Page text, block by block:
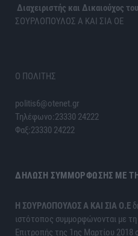
Διαχειριστής και Δικαιούχος
ΣΟΥΡΛΟΠΟΥΛΟΣ Α ΚΑΙ ΣΙΑ ΟΕ
Ο ΠΟΛΙΤΗΣ
politis6@otenet.gr
Τηλέφωνο:23330 24222
Φαξ:23330 24222
ΔΉΛΩΣΗ ΣΥΜΜΌΡΦΩΣΗΣ ΜΕ
H ΣΟΥΡΛΟΠΟΥΛΟΣ Α ΚΑΙ ΣΙΑ Ο.Ε
ιστότοπος συμμορφώνονται με
Επιτροπής της 1ης Μαρτίου 2018